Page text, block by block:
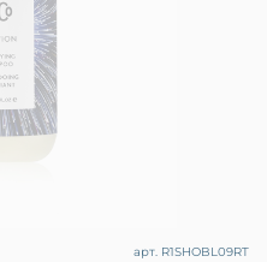
арт. R1SHOBL09RT